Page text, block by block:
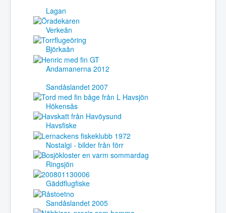
Lagan
Verkeån
Björkaån
Andamanerna 2012
Sandåslandet 2007
Hökensås
Havsfiske
Nostalgi - bilder från förr
Ringsjön
Gäddflugfiske
Sandåslandet 2005